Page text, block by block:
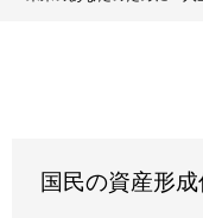
国民の資産形